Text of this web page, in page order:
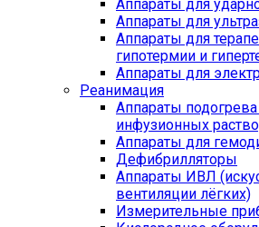
Аппараты для
Аппараты для
Аппараты для
гипотермии и
Аппараты для
Реанимация
Аппараты
инфузионных
Аппараты для
Дефибрилляторы
Аппараты ИВЛ
вентиляции лёгких)
Измерительные